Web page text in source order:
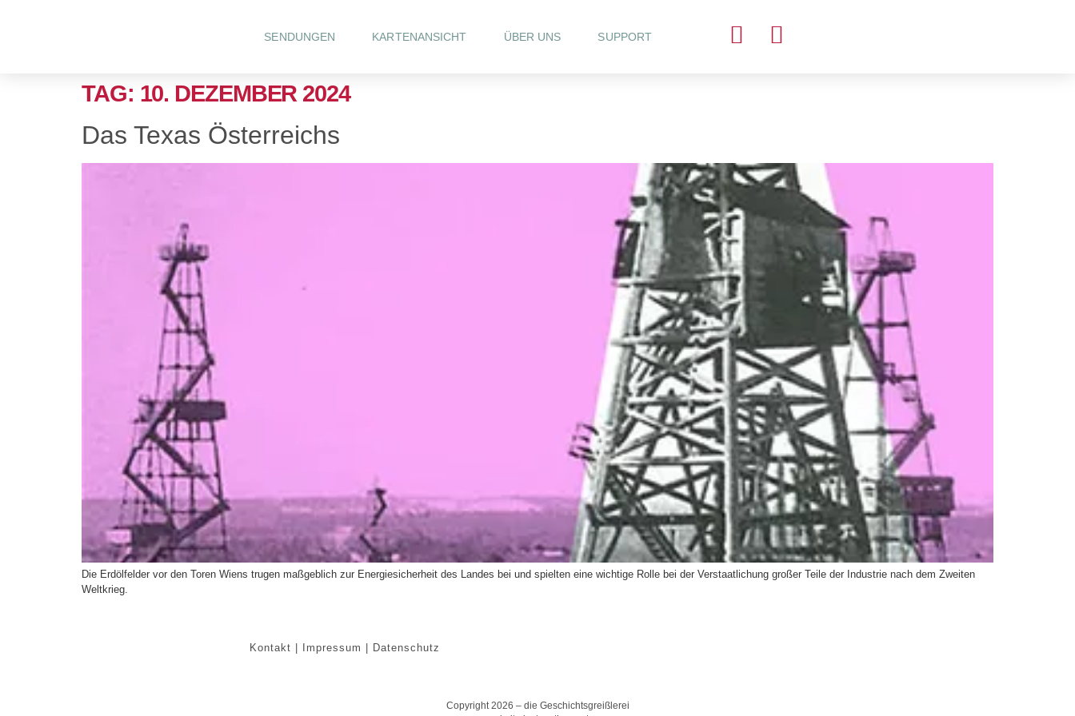
SENDUNGEN KARTENANSICHT ÜBER UNS SUPPORT
TAG: 10. DEZEMBER 2024
Das Texas Österreichs
Die Erdölfelder vor den Toren Wiens trugen maßgeblich zur Energiesicherheit des Landes bei und spielten eine wichtige Rolle bei der Verstaatlichung großer Teile der Industrie nach dem Zweiten
Weltkrieg.
Kontakt | Impressum | Datenschutz
Copyright 2026 – die Geschichtsgreißlerei